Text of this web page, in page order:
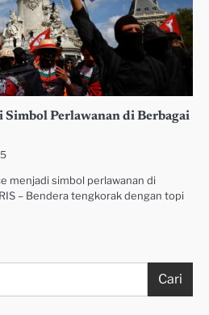
Simbol Perlawanan di Berbagai
menjadi simbol perlawanan di
– Bendera tengkorak dengan topi
Cari